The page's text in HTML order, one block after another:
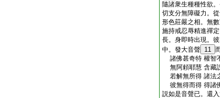
隨諸衆生種種性欲
切支分無障礙力。
形色莊嚴之相。無
施持戒忍辱精進禪
長。身即時出現。
中。發大音聲 11
諸佛甚奇特 權智
無阿頼耶慧 含藏
若解無所得 諸法
彼無得而得 得諸
説如是音聲已。還